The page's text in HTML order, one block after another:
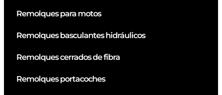
Remolques para motos
Remolques basculantes hidráulicos
Remolques cerrados de fibra
Remolques portacoches